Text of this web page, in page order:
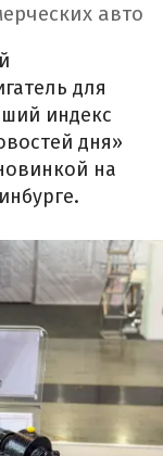
авто
для
индекс
дня»
на